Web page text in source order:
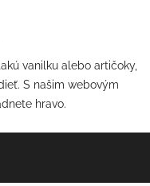
vanilku alebo artičoky,
S našim webovým
hravo.